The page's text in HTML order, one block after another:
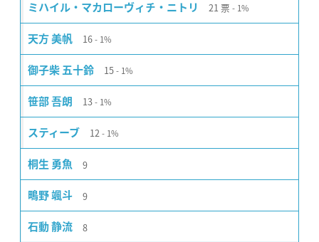
ミハイル・マカローヴィチ・ニトリ 21 票 1%
天方 美帆 16 1%
御子柴 五十鈴 15 1%
笹部 吾朗 13 1%
スティーブ 12 1%
桐生 勇魚 9
鴫野 颯斗 9
石動 静流 8